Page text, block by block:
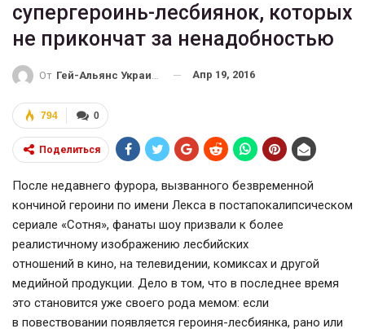
супергероинь-лесбиянок, которых
не прикончат за ненадобностью
От Гей-Альянс Украина Апр 19, 2016
0
794
Поделиться
После недавнего фурора, вызванного безвременной
кончиной героини по имени Лекса в постапокалипсическом
сериале «Сотня», фанаты шоу призвали к более
реалистичному изображению лесбийских
отношений в кино, на телевидении, комиксах и другой
медийной продукции. Дело в том, что в последнее время
это становится уже своего рода мемом: если
в повествовании появляется героиня-лесбиянка, рано или